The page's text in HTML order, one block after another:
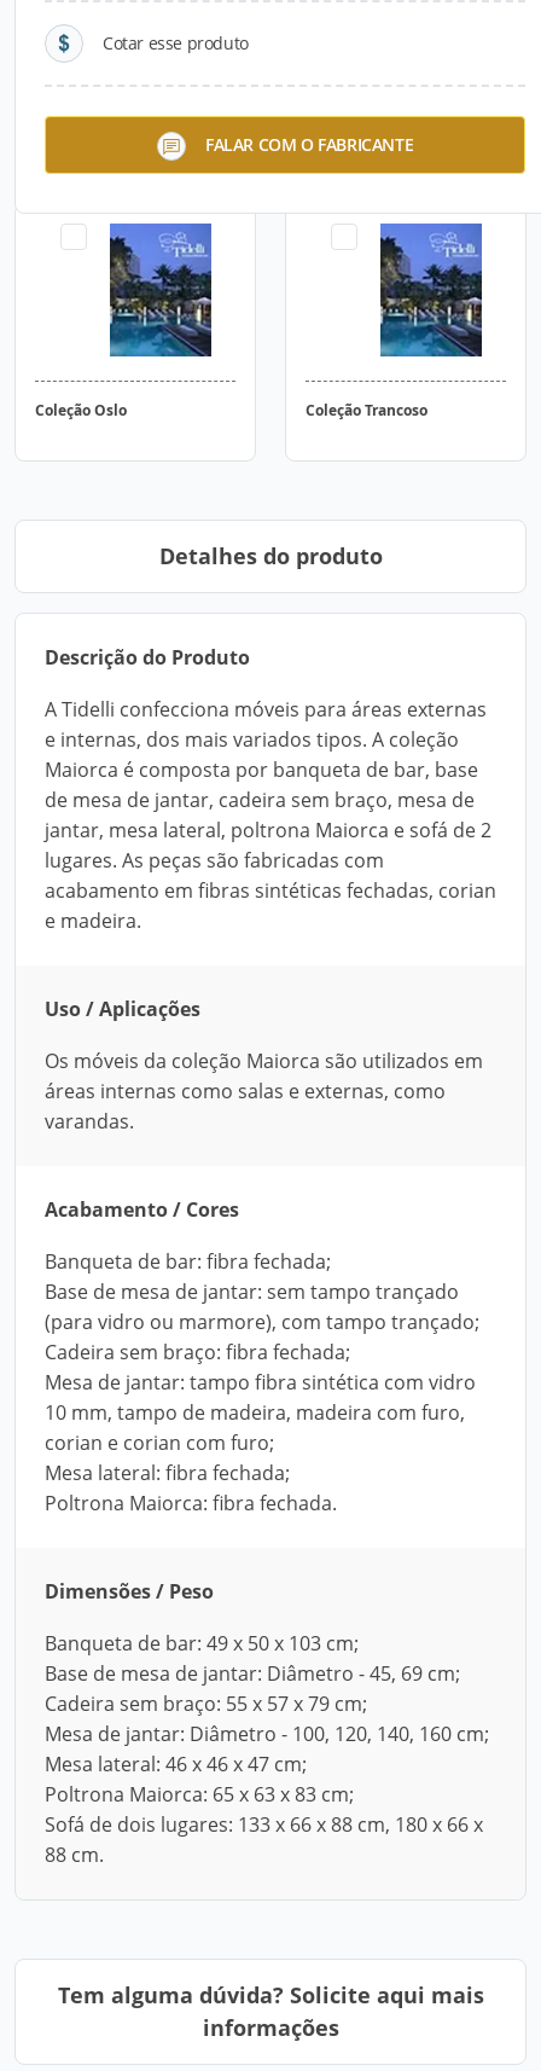
Cotar esse produto
FALAR COM O FABRICANTE
Coleção Oslo Coleção Trancoso
Detalhes do produto
Descrição do Produto
A Tidelli confecciona móveis para áreas externas
e internas, dos mais variados tipos. A coleção
Maiorca é composta por banqueta de bar, base
de mesa de jantar, cadeira sem braço, mesa de
jantar, mesa lateral, poltrona Maiorca e sofá de 2
lugares. As peças são fabricadas com
acabamento em fibras sintéticas fechadas, corian
e madeira.
Uso / Aplicações
Os móveis da coleção Maiorca são utilizados em
áreas internas como salas e externas, como
varandas.
Acabamento / Cores
Banqueta de bar: fibra fechada;
Base de mesa de jantar: sem tampo trançado
(para vidro ou marmore), com tampo trançado;
Cadeira sem braço: fibra fechada;
Mesa de jantar: tampo fibra sintética com vidro
10 mm, tampo de madeira, madeira com furo,
corian e corian com furo;
Mesa lateral: fibra fechada;
Poltrona Maiorca: fibra fechada.
Dimensões / Peso
Banqueta de bar: 49 x 50 x 103 cm;
Base de mesa de jantar: Diâmetro - 45, 69 cm;
Cadeira sem braço: 55 x 57 x 79 cm;
Mesa de jantar: Diâmetro - 100, 120, 140, 160 cm;
Mesa lateral: 46 x 46 x 47 cm;
Poltrona Maiorca: 65 x 63 x 83 cm;
Sofá de dois lugares: 133 x 66 x 88 cm, 180 x 66 x
88 cm.
Tem alguma dúvida? Solicite aqui mais
informações